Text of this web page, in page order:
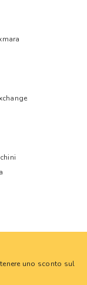
uno sconto sul